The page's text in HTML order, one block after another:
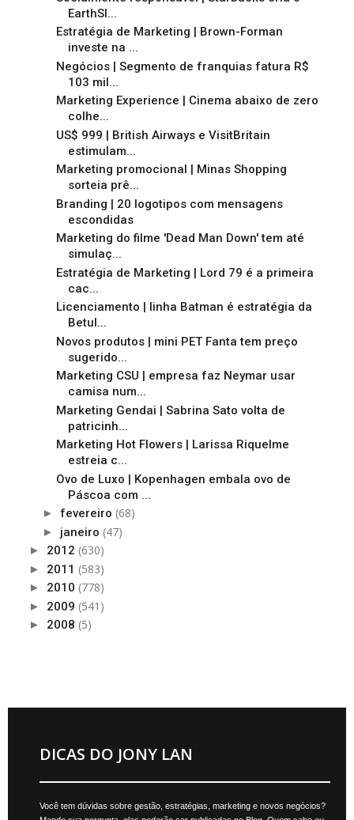
EarthSl...
Estratégia de Marketing | Brown-Forman
investe na ...
Negócios | Segmento de franquias fatura R$
103 mil...
Marketing Experience | Cinema abaixo de zero
colhe...
US$ 999 | British Airways e VisitBritain
estimulam...
Marketing promocional | Minas Shopping
sorteia prê...
Branding | 20 logotipos com mensagens
escondidas
Marketing do filme 'Dead Man Down' tem até
simulaç...
Estratégia de Marketing | Lord 79 é a primeira
cac...
Licenciamento | linha Batman é estratégia da
Betul...
Novos produtos | mini PET Fanta tem preço
sugerido...
Marketing CSU | empresa faz Neymar usar
camisa num...
Marketing Gendai | Sabrina Sato volta de
patricinh...
Marketing Hot Flowers | Larissa Riquelme
estreia c...
Ovo de Luxo | Kopenhagen embala ovo de
Páscoa com ...
► fevereiro (68)
► janeiro (47)
► 2012 (630)
► 2011 (583)
► 2010 (778)
► 2009 (541)
► 2008 (5)
DICAS DO JONY LAN
Você tem dúvidas sobre gestão, estratégias, marketing e novos negócios?